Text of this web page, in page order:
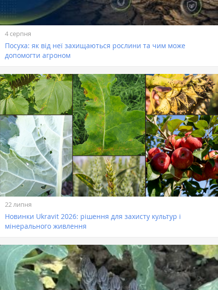
4 серпня
Посуха: як від неї захищаються рослини та чим може
допомогти агроном
22 липня
Новинки Ukravit 2026: рішення для захисту культур і
мінерального живлення